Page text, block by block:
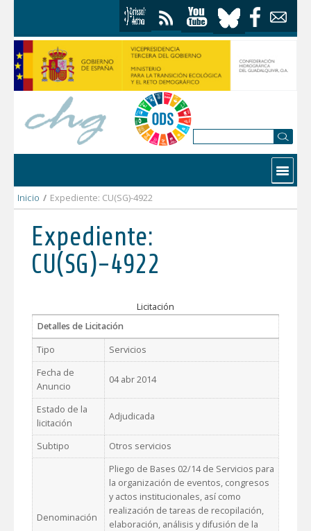
Contactar
Inicio / Expediente: CU(SG)-4922
Expediente:
CU(SG)-4922
Licitación
Detalles de Licitación
Tipo
Servicios
Fecha de
Anuncio
04 abr 2014
Estado de la
licitación
Adjudicada
Subtipo Otros servicios
Denominación
Pliego de Bases 02/14 de Servicios para
la organización de eventos, congresos
y actos institucionales, así como
realización de tareas de recopilación,
elaboración, análisis y difusión de la